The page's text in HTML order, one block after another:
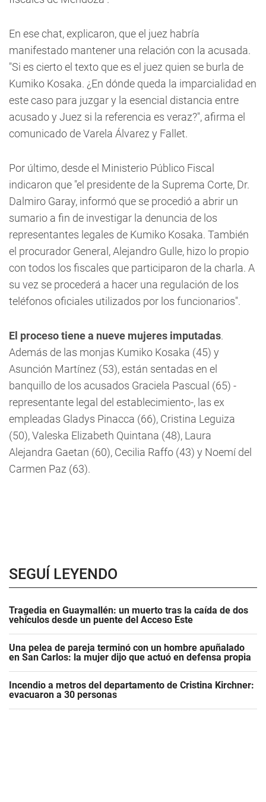
En ese chat, explicaron, que el juez habría
manifestado mantener una relación con la acusada.
"Si es cierto el texto que es el juez quien se burla de
Kumiko Kosaka. ¿En dónde queda la imparcialidad en
este caso para juzgar y la esencial distancia entre
acusado y Juez si la referencia es veraz?", afirma el
comunicado de Varela Álvarez y Fallet.
Por último, desde el Ministerio Público Fiscal
indicaron que "el presidente de la Suprema Corte, Dr.
Dalmiro Garay, informó que se procedió a abrir un
sumario a fin de investigar la denuncia de los
representantes legales de Kumiko Kosaka. También
el procurador General, Alejandro Gulle, hizo lo propio
con todos los fiscales que participaron de la charla. A
su vez se procederá a hacer una regulación de los
teléfonos oficiales utilizados por los funcionarios".
El proceso tiene a nueve mujeres imputadas.
Además de las monjas Kumiko Kosaka (45) y
Asunción Martínez (53),están sentadas en el
banquillo de los acusados Graciela Pascual (65) -
representante legal del establecimiento-, las ex
empleadas Gladys Pinacca (66), Cristina Leguiza
(50), Valeska Elizabeth Quintana (48), Laura
Alejandra Gaetan (60), Cecilia Raffo (43) y Noemí del
Carmen Paz (63).
SEGUÍ LEYENDO
Tragedia en Guaymallén: un muerto tras la caída de dos
vehículos desde un puente del Acceso Este
Una pelea de pareja terminó con un hombre apuñalado
en San Carlos: la mujer dijo que actuó en defensa propia
Incendio a metros del departamento de Cristina Kirchner:
evacuaron a 30 personas